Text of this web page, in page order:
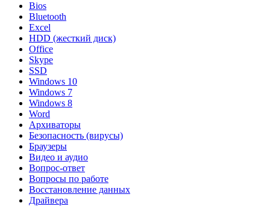
Bios
Bluetooth
Excel
HDD (жесткий диск)
Office
Skype
SSD
Windows 10
Windows 7
Windows 8
Word
Архиваторы
Безопасность (вирусы)
Браузеры
Видео и аудио
Вопрос-ответ
Вопросы по работе
Восстановление данных
Драйвера